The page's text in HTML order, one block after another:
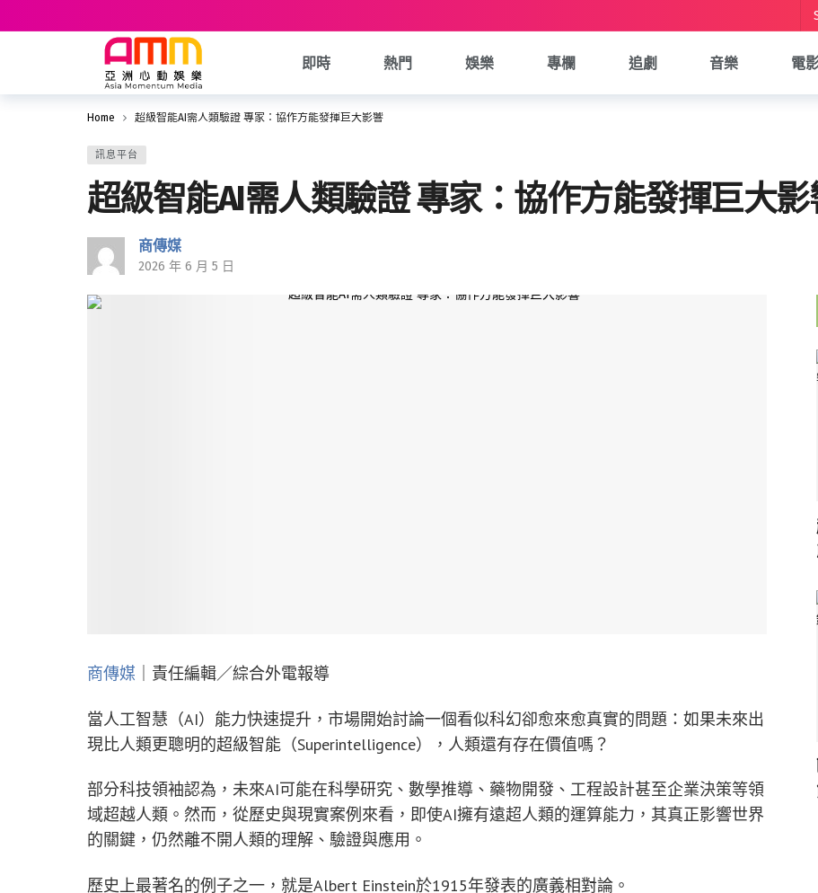
即時 熱門 娛樂 專欄 追劇 音樂 電
Home 超級智能AI需人類驗證 專家：協作方能發揮巨大影響
訊息平台
超級智能AI需人類驗證 專家：協作方能發揮巨大影
商傳媒
2026 年 6 月 5 日
商傳媒 ｜責任編輯／綜合外電報導
當人工智慧（AI）能力快速提升，市場開始討論一個看似科幻卻愈來愈真實的問題：如果未來出
現比人類更聰明的超級智能（Superintelligence），人類還有存在價值嗎？
部分科技領袖認為，未來AI可能在科學研究、數學推導、藥物開發、工程設計甚至企業決策等領
域超越人類。然而，從歷史與現實案例來看，即使AI擁有遠超人類的運算能力，其真正影響世界
的關鍵，仍然離不開人類的理解、驗證與應用。
歷史上最著名的例子之一，就是Albert Einstein於1915年發表的廣義相對論。